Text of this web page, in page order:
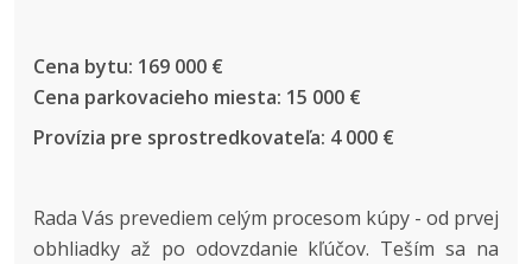
Cena bytu: 169 000 €
Cena parkovacieho miesta: 15 000 €
Provízia pre sprostredkovateľa: 4 000 €
Rada Vás prevediem celým procesom kúpy - od prvej
obhliadky až po odovzdanie kľúčov. Teším sa na